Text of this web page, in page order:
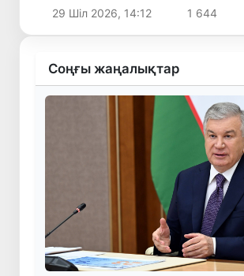
29 Шіл 2026, 14:12 1 644
Соңғы жаңалықтар